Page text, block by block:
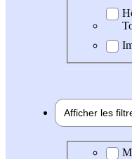
Afficher les
Expérience